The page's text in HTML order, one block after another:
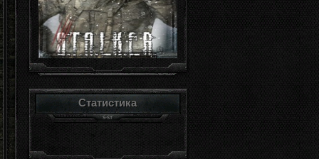
Статистика